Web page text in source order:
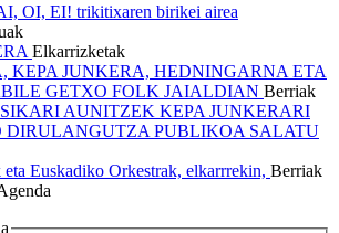
OI, EI! trikitixaren birikei airea
Elkarrizketak
KEPA JUNKERA, HEDNINGARNA ETA
GETXO FOLK JAIALDIAN Berriak
AUNITZEK KEPA JUNKERARI
PUBLIKOA SALATU
eta Euskadiko Orkestrak, elkarrrekin, Berriak